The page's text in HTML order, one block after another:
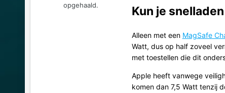
opgehaald.
Kun je
Alleen met een MagSafe
Watt, dus op half zoveel
met toestellen die dit
Apple heeft vanwege
komen dan 7,5 Watt tenzij